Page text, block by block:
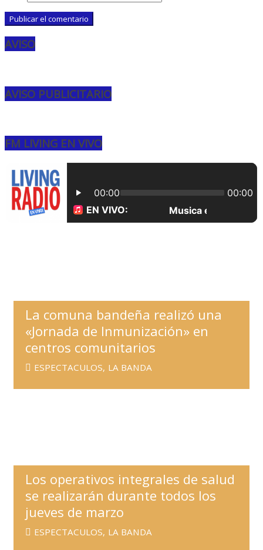
AVISO
AVISO PUBLICITARIO
FM LIVING EN VIVO
La comuna bandeña realizó una
«Jornada de Inmunización» en
centros comunitarios
ESPECTACULOS, LA BANDA
Los operativos integrales de salud
se realizarán durante todos los
jueves de marzo
ESPECTACULOS, LA BANDA